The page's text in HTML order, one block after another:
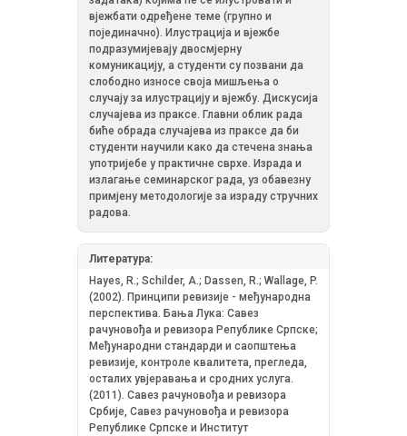
вјежбати одређене теме (групно и
појединачно). Илустрација и вјежбе
подразумијевају двосмјерну
комуникацију, а студенти су позвани да
слободно износе своја мишљења о
случају за илустрацију и вјежбу. Дискусија
случајева из праксе. Главни облик рада
биће обрада случајева из праксе да би
студенти научили како да стечена знања
употријебе у практичне сврхе. Израда и
излагање семинарског рада, уз обавезну
примјену методологије за израду стручних
радова.
Литература:
Hayes, R.; Schilder, A.; Dassen, R.; Wallage, P.
(2002). Принципи ревизије - међународна
перспектива. Бања Лука: Савез
рачуновођа и ревизора Републике Српске;
Међународни стандарди и саопштења
ревизије, контроле квалитета, прегледа,
осталих увјеравања и сродних услуга.
(2011). Савез рачуновођа и ревизора
Србије, Савез рачуновођа и ревизора
Републике Српске и Институт